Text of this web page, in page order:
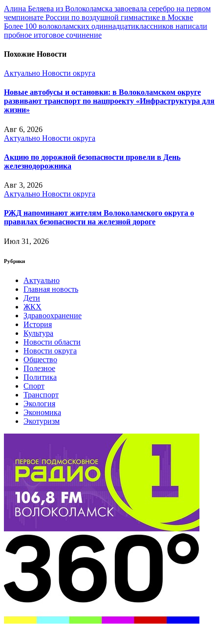
Алина Беляева из Волоколамска завоевала серебро на первом
чемпионате России по воздушной гимнастике в Москве
Более 100 волоколамских одиннадцатиклассников написали
пробное итоговое сочинение
Похожие Новости
Актуально Новости округа
Новые автобусы и остановки: в Волоколамском округе
развивают транспорт по нацпроекту «Инфраструктура для
жизни»
Авг 6, 2026
Актуально Новости округа
Акцию по дорожной безопасности провели в День
железнодорожника
Авг 3, 2026
Актуально Новости округа
РЖД напоминают жителям Волоколамского округа о
правилах безопасности на железной дороге
Июл 31, 2026
Рубрики
Актуально
Главная новость
Дети
ЖКХ
Здравоохранение
История
Культура
Новости области
Новости округа
Общество
Полезное
Политика
Спорт
Транспорт
Экология
Экономика
Экотуризм